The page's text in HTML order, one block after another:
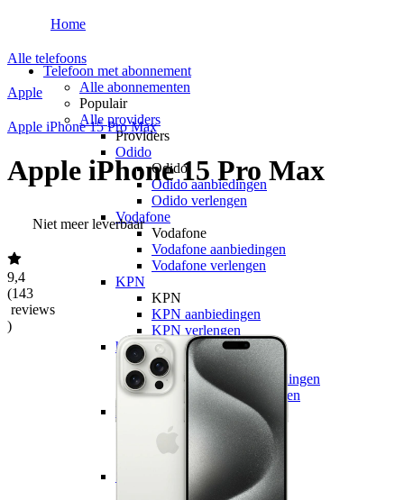
Telefoon met abonnement
Alle abonnementen
Populair
Alle providers
Providers
Odido
Odido
Odido aanbiedingen
Odido verlengen
Vodafone
Vodafone
Vodafone aanbiedingen
Vodafone verlengen
KPN
KPN
KPN aanbiedingen
KPN verlengen
hollandsnieuwe
hollandsnieuwe
hollandsnieuwe aanbiedingen
hollandsnieuwe verlengen
Ben
Ben aanbiedingen
Ben verlengen
Home
Alle telefoons
Apple
Apple iPhone 15 Pro Max
Apple iPhone 15 Pro Max
Niet meer leverbaar
9,4
(143
reviews
)